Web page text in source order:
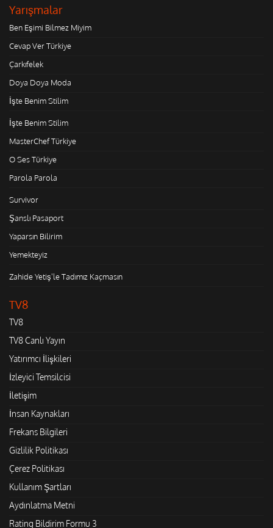
Yarışmalar
Ben Eşimi Bilmez Miyim
Cevap Ver Türkiye
Çarkıfelek
Doya Doya Moda
İşte Benim Stilim
İşte Benim Stilim
MasterChef Türkiye
O Ses Türkiye
Parola Parola
Survivor
Şanslı Pasaport
Yaparsın Bilirim
Yemekteyiz
Zahide Yetiş'le Tadımız Kaçmasın
TV8
TV8
TV8 Canlı Yayın
Yatırımcı İlişkileri
İzleyici Temsilcisi
İletişim
İnsan Kaynakları
Frekans Bilgileri
Gizlilik Politikası
Çerez Politikası
Kullanım Şartları
Aydınlatma Metni
Rating Bildirim Formu 3